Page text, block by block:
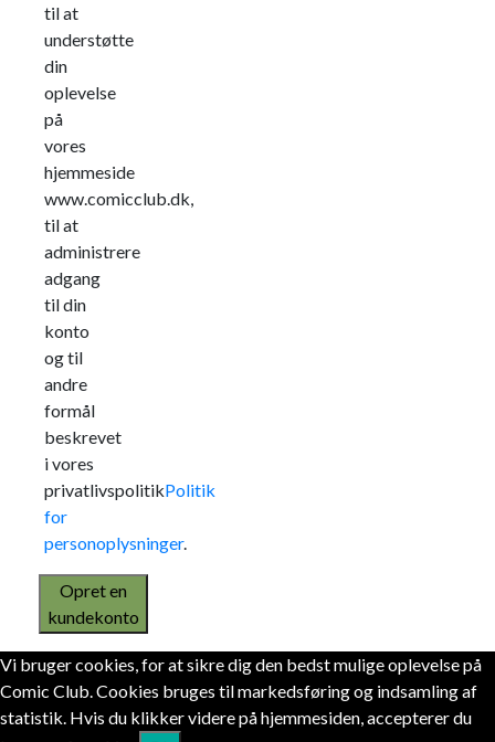
til at
understøtte
din
oplevelse
på
vores
hjemmeside
www.comicclub.dk,
til at
administrere
adgang
til din
konto
og til
andre
formål
beskrevet
i vores
privatlivspolitikPolitik
for
personoplysninger.
Opret en
kundekonto
Vi bruger cookies, for at sikre dig den bedst mulige oplevelse på
Comic Club. Cookies bruges til markedsføring og indsamling af
statistik. Hvis du klikker videre på hjemmesiden, accepterer du